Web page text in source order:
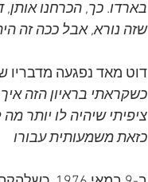
בארדו. כך, הכרחנו
שזה נורא, אבל ככה זה
דוט מאד נפגעה מדבריו
כשקראתי בראיון הזה
ציפיתי שיהיה לו יותר
כזאת משמעותית עבורו